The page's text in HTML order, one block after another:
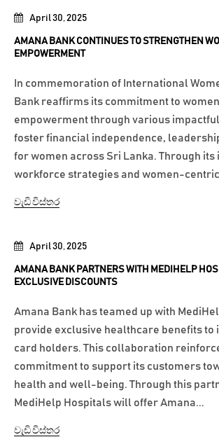
April 30, 2025
AMANA BANK PARTNERS WITH MEDIHELP
EXCLUSIVE DISCOUNTS
Amana Bank has teamed up with
provide exclusive healthcare benefits to
card holders. This collaboration
commitment to support its customers
health and well-being. Through this
MediHelp Hospitals will offer Amana...
වැඩි විස්තර
April 30, 2025
AMANA BANK CONTINUES TO STRENGTHEN
EMPOWERMENT
In commemoration of International
Bank reaffirms its commitment to
empowerment through various
foster financial independence,
for women across Sri Lanka. Through its
workforce strategies and women-
වැඩි විස්තර